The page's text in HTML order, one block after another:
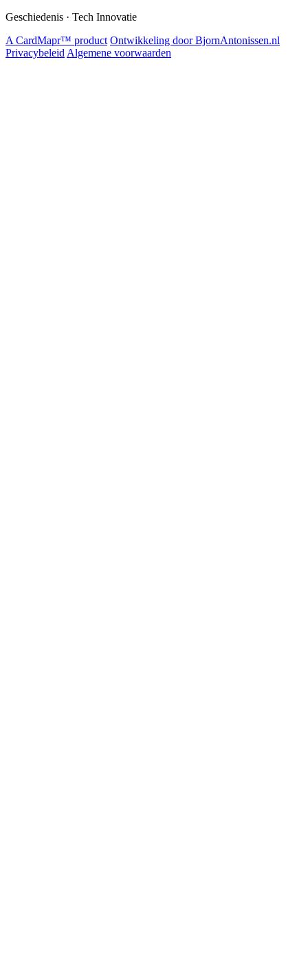
Geschiedenis · Tech Innovatie
A CardMapr™ product Ontwikkeling door BjornAntonissen.nl
Privacybeleid Algemene voorwaarden